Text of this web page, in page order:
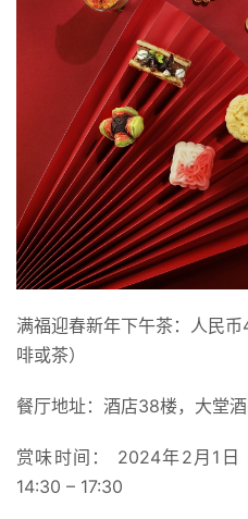
满福迎春新年下午茶：人民
啡或茶）
餐厅地址：酒店38楼，大堂
赏味时间： 2024年2月1日
14:30 – 17:30